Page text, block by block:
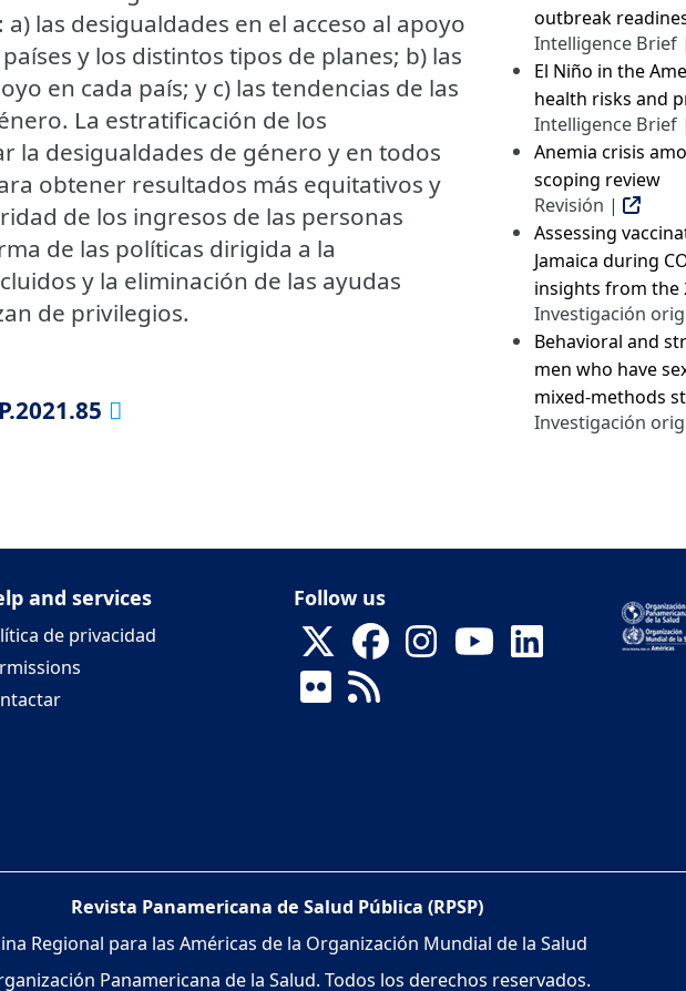
las desigualdades en el acceso al apoyo
y los distintos tipos de planes; b) las
en cada país; y c) las tendencias de las
La estratificación de los
la desigualdades de género y en todos
obtener resultados más equitativos y
de los ingresos de las personas
de las políticas dirigida a la
y la eliminación de las ayudas
de privilegios.
outbreak
Intelligence Brief |
El Niño in the
health risks and
Intelligence Brief |
Anemia crisis
scoping review
Revisión |
Assessing
Jamaica during
insights from the
Investigación
Behavioral and
men who have
mixed-methods
Investigación
and services
de privacidad
Follow us
Revista Panamericana de Salud Pública (RPSP)
Regional para las Américas de la Organización Mundial de la Salud
Panamericana de la Salud. Todos los derechos reservados.